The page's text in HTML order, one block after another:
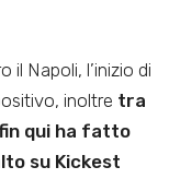
Napoli, l’inizio di
inoltre tra
qui ha fatto
su Kickest